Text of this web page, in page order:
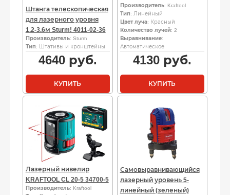
Штанга телескопическая
для лазерного уровня
1.2-3.6м Sturm! 4011-02-36
Производитель: Sturm
Тип: Штативы и кронштейны
4640руб.
КУПИТЬ
Производитель: Kraftool
Тип: Линейный
Цвет луча: Красный
Количество лучей: 2
Выравнивание:
Автоматическое
4130руб.
КУПИТЬ
Лазерный нивелир
KRAFTOOL CL 20-5 34700-5
Производитель: Kraftool
Самовыравнивающийся
лазерный уровень 5-
линейный (зеленый)